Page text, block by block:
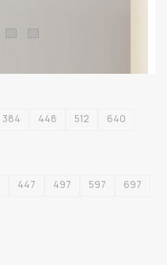
384 448 512
640
447 497 597
697